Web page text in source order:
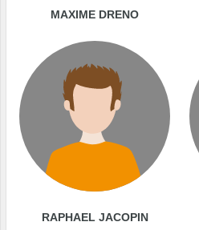
MAXIME DRENO
RAPHAEL JACOPIN